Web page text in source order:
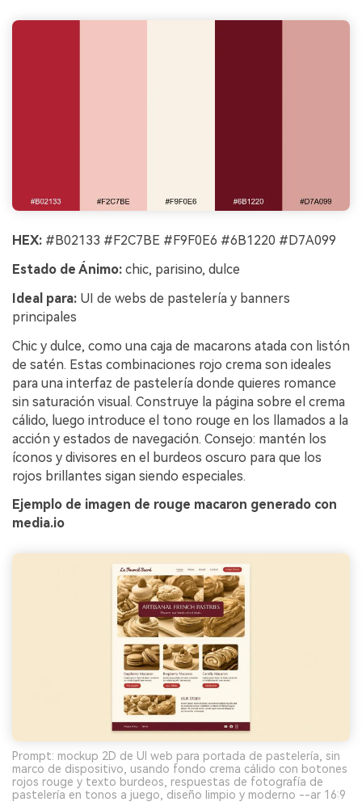
HEX: #B02133 #F2C7BE #F9F0E6 #6B1220 #D7A099
Estado de Ánimo: chic, parisino, dulce
Ideal para: UI de webs de pastelería y banners
principales
Chic y dulce, como una caja de macarons atada con listón
de satén. Estas combinaciones rojo crema son ideales
para una interfaz de pastelería donde quieres romance
sin saturación visual. Construye la página sobre el crema
cálido, luego introduce el tono rouge en los llamados a la
acción y estados de navegación. Consejo: mantén los
íconos y divisores en el burdeos oscuro para que los
rojos brillantes sigan siendo especiales.
Ejemplo de imagen de rouge macaron generado con
media.io
Prompt: mockup 2D de UI web para portada de pastelería, sin
marco de dispositivo, usando fondo crema cálido con botones
rojos rouge y texto burdeos, respuestas de fotografía de
pastelería en tonos a juego, diseño limpio y moderno --ar 16:9